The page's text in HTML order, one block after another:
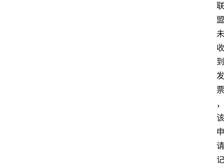
联
盟
未
收
到
发
票
，
该
申
请
记